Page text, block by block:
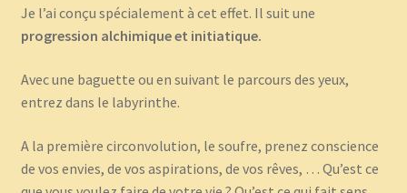
Je l’ai conçu spécialement à cet effet. Il suit une
progression alchimique et initiatique.
Avec une baguette ou en suivant le parcours des yeux,
entrez dans le labyrinthe.
A la première circonvolution, le soufre, prenez conscience
de vos envies, de vos aspirations, de vos rêves, … Qu’est ce